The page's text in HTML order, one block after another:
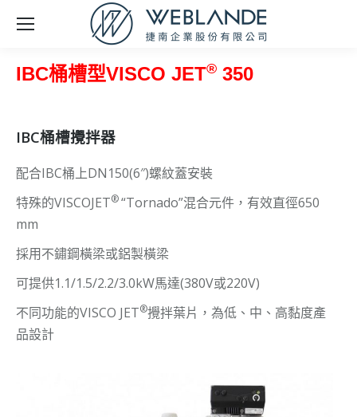
IBC桶槽型VISCO JET® 350
IBC桶槽攪拌器
配合IBC桶上DN150(6″)螺紋蓋安裝
特殊的VISCOJET®“Tornado”混合元件，有效直徑650
mm
採用不鏽鋼橫梁或鋁製橫梁
可提供1.1/1.5/2.2/3.0kW馬達(380V或220V)
不同功能的VISCO JET®攪拌葉片，為低、中、高黏度產
品設計